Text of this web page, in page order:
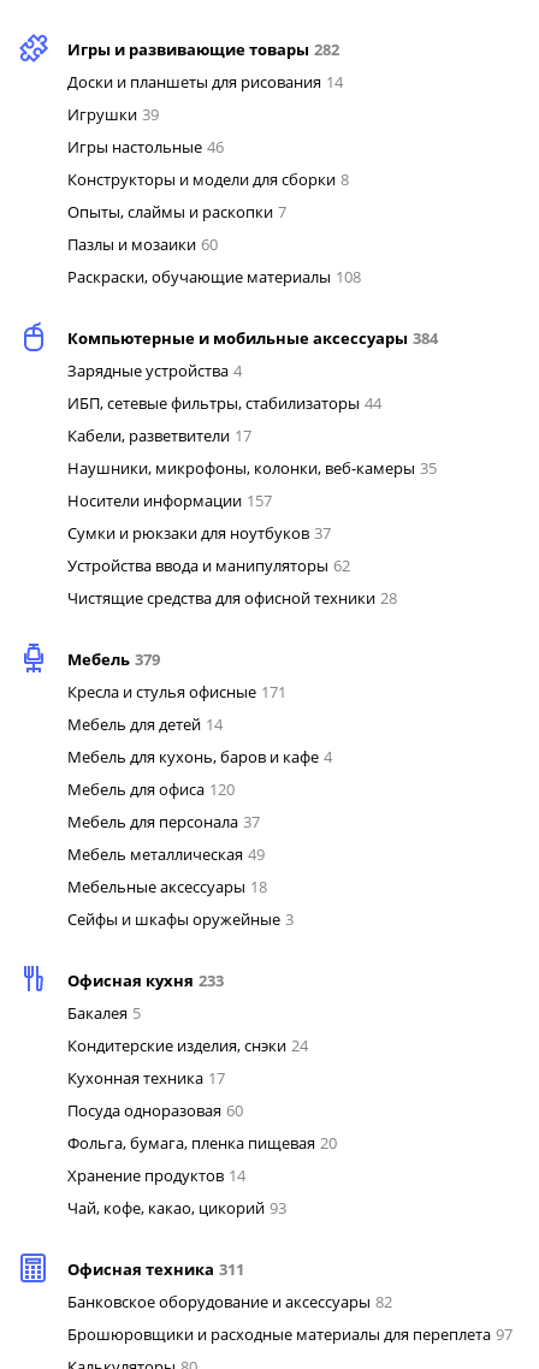
Игры и развивающие товары 282
Доски и планшеты для рисования 14
Игрушки 39
Игры настольные 46
Конструкторы и модели для сборки 8
Опыты, слаймы и раскопки 7
Пазлы и мозаики 60
Раскраски, обучающие материалы 108
Компьютерные и мобильные аксессуары 384
Зарядные устройства 4
ИБП, сетевые фильтры, стабилизаторы 44
Кабели, разветвители 17
Наушники, микрофоны, колонки, веб-камеры 35
Носители информации 157
Сумки и рюкзаки для ноутбуков 37
Устройства ввода и манипуляторы 62
Чистящие средства для офисной техники 28
Мебель 379
Кресла и стулья офисные 171
Мебель для детей 14
Мебель для кухонь, баров и кафе 4
Мебель для офиса 120
Мебель для персонала 37
Мебель металлическая 49
Мебельные аксессуары 18
Сейфы и шкафы оружейные 3
Офисная кухня 233
Бакалея 5
Кондитерские изделия, снэки 24
Кухонная техника 17
Посуда одноразовая 60
Фольга, бумага, пленка пищевая 20
Хранение продуктов 14
Чай, кофе, какао, цикорий 93
Офисная техника 311
Банковское оборудование и аксессуары 82
Брошюровщики и расходные материалы для переплета 97